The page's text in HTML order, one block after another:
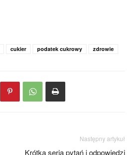
cukier podatek cukrowy zdrowie
Następny artykuł
Krótka seria pytań i odpowiedzi